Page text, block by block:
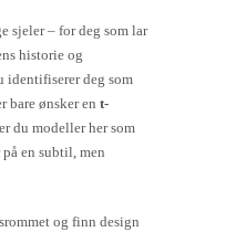
sjeler – for deg som lar
historie og
identifiserer deg som
bare ønsker en t-
du modeller her som
en subtil, men
og finn design